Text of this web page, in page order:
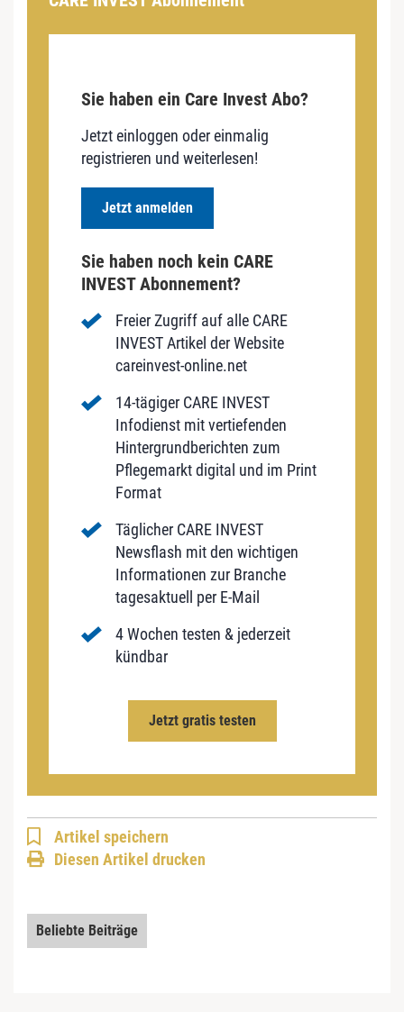
Sie haben ein Care Invest Abo?
Jetzt einloggen oder einmalig
registrieren und weiterlesen!
Jetzt anmelden
Sie haben noch kein CARE
INVEST Abonnement?
Freier Zugriff auf alle CARE
INVEST Artikel der Website
careinvest-online.net
14-tägiger CARE INVEST
Infodienst mit vertiefenden
Hintergrundberichten zum
Pflegemarkt digital und im Print
Format
Täglicher CARE INVEST
Newsflash mit den wichtigen
Informationen zur Branche
tagesaktuell per E-Mail
4 Wochen testen & jederzeit
kündbar
Jetzt gratis testen
Artikel speichern
Diesen Artikel drucken
Beliebte Beiträge